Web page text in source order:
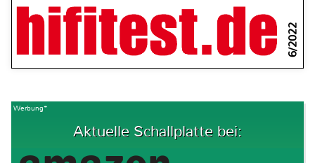
6/2022
Werbung*
Aktuelle Schallplatte bei: